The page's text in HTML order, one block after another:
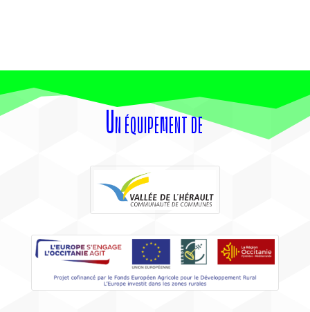
Un équipement de